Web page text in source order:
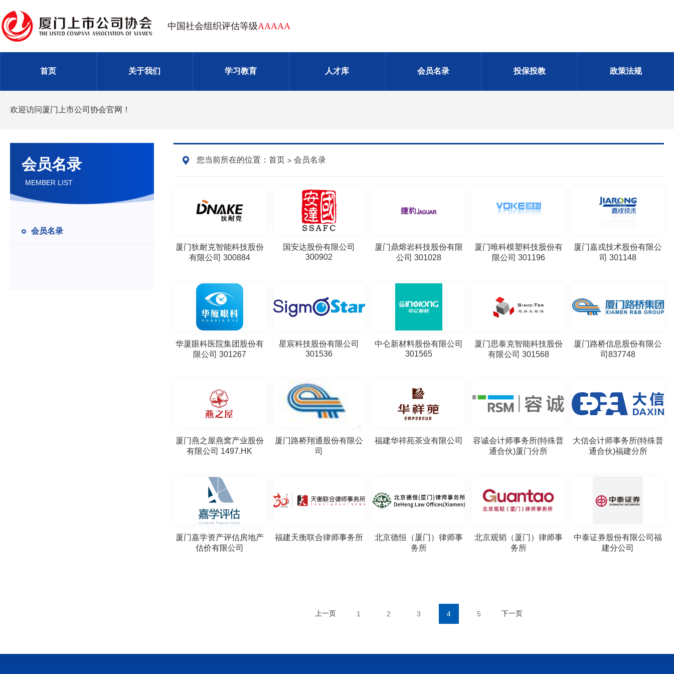
中国社会组织评估等级AAAAA
首页 关于我们 学习教育 人才库 会员名录 投保投教 政策法规
欢迎访问厦门上市公司协会官网！
会员名录
MEMBER LIST
会员名录
您当前所在的位置： 首页 > 会员名录
厦门狄耐克智能科技股份
有限公司 300884
国安达股份有限公司
300902
厦门鼎熔岩科技股份有限
公司 301028
厦门唯科模塑科技股份有
限公司 301196
厦门嘉戎技术股份有限公
司 301148
华厦眼科医院集团股份有
限公司 301267
星宸科技股份有限公司
301536
中仑新材料股份有限公司
301565
厦门思泰克智能科技股份
有限公司 301568
厦门路桥信息股份有限公
司837748
厦门燕之屋燕窝产业股份
有限公司 1497.HK
厦门路桥翔通股份有限公
司
福建华祥苑茶业有限公司
容诚会计师事务所(特殊普
通合伙)厦门分所
大信会计师事务所(特殊普
通合伙)福建分所
厦门嘉学资产评估房地产
估价有限公司
福建天衡联合律师事务所
北京德恒（厦门）律师事
务所
北京观韬（厦门）律师事
务所
中泰证券股份有限公司福
建分公司
上一页 1 2 3 4 5 下一页